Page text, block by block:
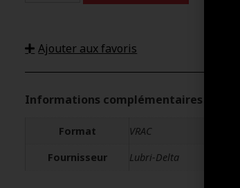
Ajouter aux favoris
Informations complémentaires
Format
VRAC
Fournisseur
Lubri-Delta